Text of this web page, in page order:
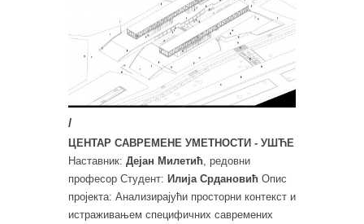
/
ЦЕНТАР САВРЕМЕНЕ УМЕТНОСТИ - УШЋЕ
Наставник: Дејан Милетић , редовни
професор Студент: Илија Срдановић Опис
пројекта: Анализирајући просторни контекст и
истраживањем специфичних савремених